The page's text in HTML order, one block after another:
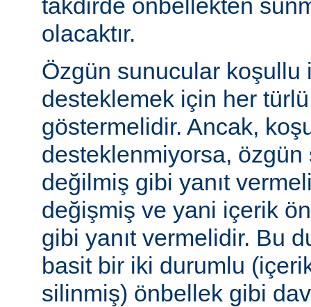
takdirde önbellekten
olacaktır.
Özgün sunucular koşullu
desteklemek için her türlü
göstermelidir. Ancak,
desteklenmiyorsa,
değilmiş gibi yanıt
değişmiş ve yani içerik
gibi yanıt vermelidir. Bu
basit bir iki durumlu
silinmiş) önbellek gibi